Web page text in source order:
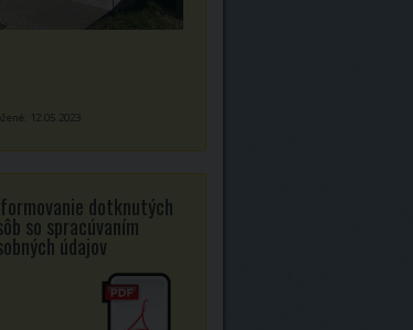
12.05.2023
dotknutých
so spracúvaním
údajov